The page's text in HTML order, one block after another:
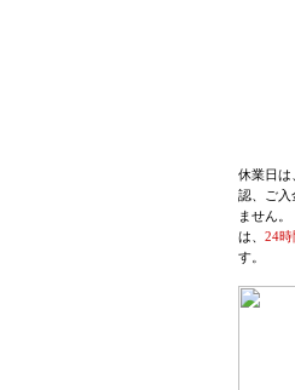
休業日は
認、ご入
ません
は、 24時
す。